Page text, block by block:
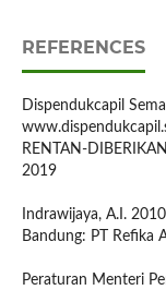
REFERENCES
Dispendukcapil
RENTAN-
2019
Indrawijaya, A.I.
Bandung: PT Refika
Peraturan Menteri